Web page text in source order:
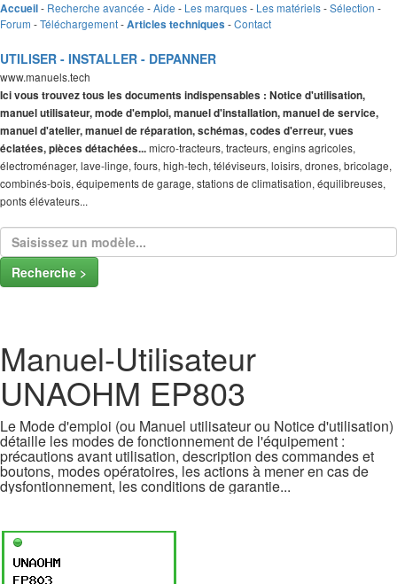
Accueil- Recherche avancée -Aide - Les marques- Les matériels-Sélection -
Forum -Téléchargement-Articles techniques -Contact
UTILISER - INSTALLER - DEPANNER
www.manuels.tech
Ici vous trouvez tous les documents indispensables : Notice d'utilisation,
manuel utilisateur, mode d'emploi, manuel d'installation, manuel de service,
manuel d'atelier, manuel de réparation, schémas, codes d'erreur, vues
éclatées, pièces détachées...micro-tracteurs, tracteurs, engins agricoles,
électroménager, lave-linge, fours, high-tech, téléviseurs, loisirs, drones, bricolage,
combinés-bois, équipements de garage, stations de climatisation, équilibreuses,
ponts élévateurs...
Recherche >
Manuel-Utilisateur
UNAOHM EP803
Le Mode d'emploi (ou Manuel utilisateur ou Notice d'utilisation)
détaille les modes de fonctionnement de l'équipement :
précautions avant utilisation, description des commandes et
boutons, modes opératoires, les actions à mener en cas de
dysfontionnement, les conditions de garantie...